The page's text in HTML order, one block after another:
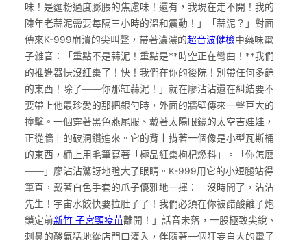
味！是麵粉過度膨脹的焦慮味！還有，我現在走不開！我的
陳年老蒜泥需要每隔三小時的溫和震動！」「蒜泥？」對面
傳來K-999崩潰的尖叫聲，帶著濃濃的超音波健檢中藥味電
子雜音：「重點不是蒜泥！重點是**時空正在彎曲！**我們
的推進器快沒紅棗了！快！我們在你的後院！別帶任何多餘
的東西！除了——你那缸蒜泥！」就在廖沾沾還在糾結要不
要帶上他最珍愛的那把銀勺時，外面的牆壁傳來一聲巨大的
撞擊。一個穿著黑色燕尾服、戴著太陽眼鏡的太空吉娃娃，
正從牆上的破洞鑽進來。它的背上揹著一個像是小型瓦斯桶
的東西，桶上用毛筆寫著「極品紅棗枸杞燃料」。「你怎麼
——」廖沾沾驚訝地瞪大了眼睛。K-999用它的小短腿站得
筆直，戴著白色手套的爪子優雅地一揮：「沒時間了，沾沾
先生！宇宙水餃快要拉肚子了！我們必須在你被醋酸離子炮
鎖定前新竹 子宮頸疫苗離開！」話音未落，一股極致尖銳、
刺鼻的酸氣猛地從店門口灌入，伴隨著一個狂妄自大的電子